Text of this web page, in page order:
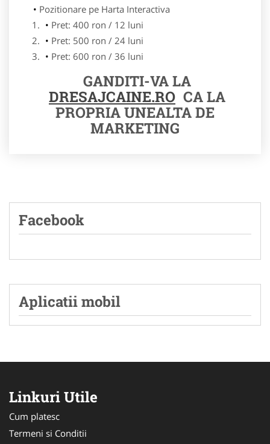
Pozitionare pe Harta Interactiva
Pret: 400 ron / 12 luni
Pret: 500 ron / 24 luni
Pret: 600 ron / 36 luni
GANDITI-VA LA
DRESAJCAINE.RO CA LA
PROPRIA UNEALTA DE
MARKETING
Facebook
Aplicatii mobil
Linkuri Utile
Cum platesc
Termeni si Conditii